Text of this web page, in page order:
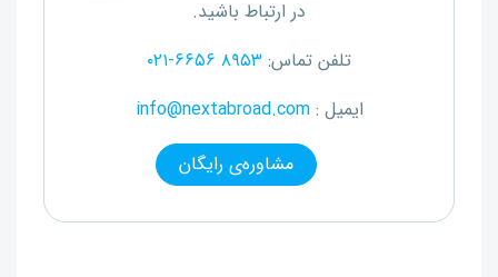
در ارتباط باشید.
تلفن تماس:۰۲۱-۶۶۵۶ ۸۹۵۳
ایمیل : info@nextabroad.com
مشاوره‌ی رایگان